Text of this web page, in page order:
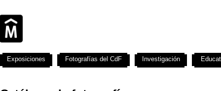
Exposiciones Fotografías del CdF Investigación